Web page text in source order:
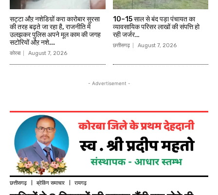
सट्टा औऱ नशेडिय़ों करा कारोबार सुरसा
की तरह बढ़ते जा रहा है, राजनीति में
उलझकर पुलिस अपने मूल काम की जगह
सटोरियों औऱ नशे...
कोरबा August 7, 2026
10–15 साल से बंद पड़ा पंचायत का
व्यावसायिक परिसर लाखों की संपत्ति हो
रही जर्जर…
छत्तीसगढ़ August 7, 2026
- Advertisement -